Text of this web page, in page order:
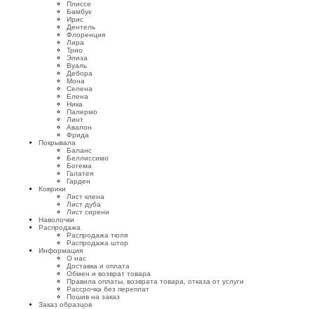
Плиссе
Бамбук
Ирис
Дентель
Флоренция
Лира
Трио
Элиза
Вуаль
Дебора
Мона
Селена
Елена
Ника
Палермо
Линт
Авалон
Фрида
Покрывала
Баланс
Беллиссимо
Богема
Галатея
Гарден
Коврики
Лист клена
Лист дуба
Лист сирени
Наволочки
Распродажа
Распродажа тюля
Распродажа штор
Информация
О нас
Доставка и оплата
Обмен и возврат товара
Правила оплаты, возврата товара, отказа от услуги
Рассрочка без переплат
Пошив на заказ
Заказ образцов